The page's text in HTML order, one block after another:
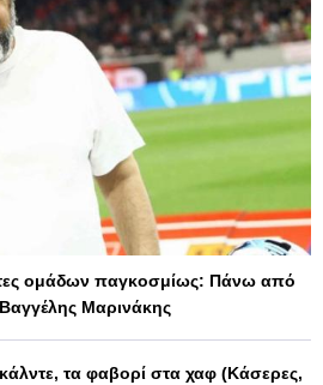
ομάδων παγκοσμίως: Πάνω από
Μαρινάκης
τα φαβορί στα χαφ (Κάσερες,